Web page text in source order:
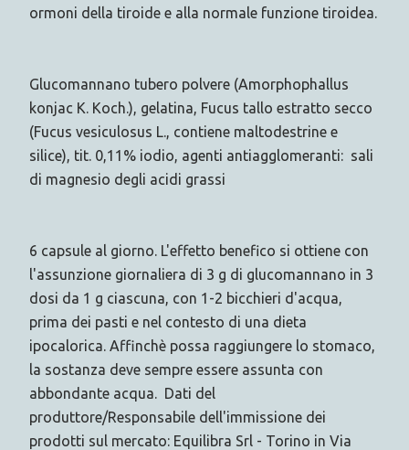
ormoni della tiroide e alla normale funzione tiroidea.
Glucomannano tubero polvere (Amorphophallus
konjac K. Koch.), gelatina, Fucus tallo estratto secco
(Fucus vesiculosus L., contiene maltodestrine e
silice), tit. 0,11% iodio, agenti antiagglomeranti: sali
di magnesio degli acidi grassi
6 capsule al giorno. L'effetto benefico si ottiene con
l'assunzione giornaliera di 3 g di glucomannano in 3
dosi da 1 g ciascuna, con 1-2 bicchieri d'acqua,
prima dei pasti e nel contesto di una dieta
ipocalorica. Affinchè possa raggiungere lo stomaco,
la sostanza deve sempre essere assunta con
abbondante acqua. Dati del
produttore/Responsabile dell'immissione dei
prodotti sul mercato: Equilibra Srl - Torino in Via